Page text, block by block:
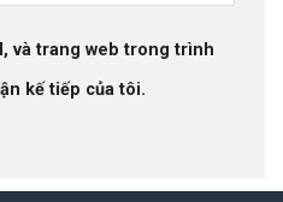
và trang web trong trình
kế tiếp của tôi.